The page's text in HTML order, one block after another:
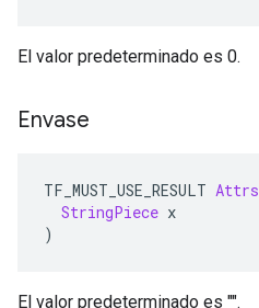
El valor predeterminado es 0.
Envase
TF_MUST_USE_RESULT Attrs
StringPiece x
)
El valor predeterminado es "".